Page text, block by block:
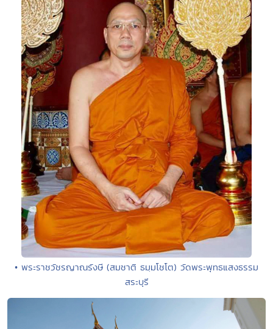
• พระราชวัชรญาณรังษี (สมชาติ ธมฺมโชโต) วัดพระพุทธแสงธรรม
สระบุรี